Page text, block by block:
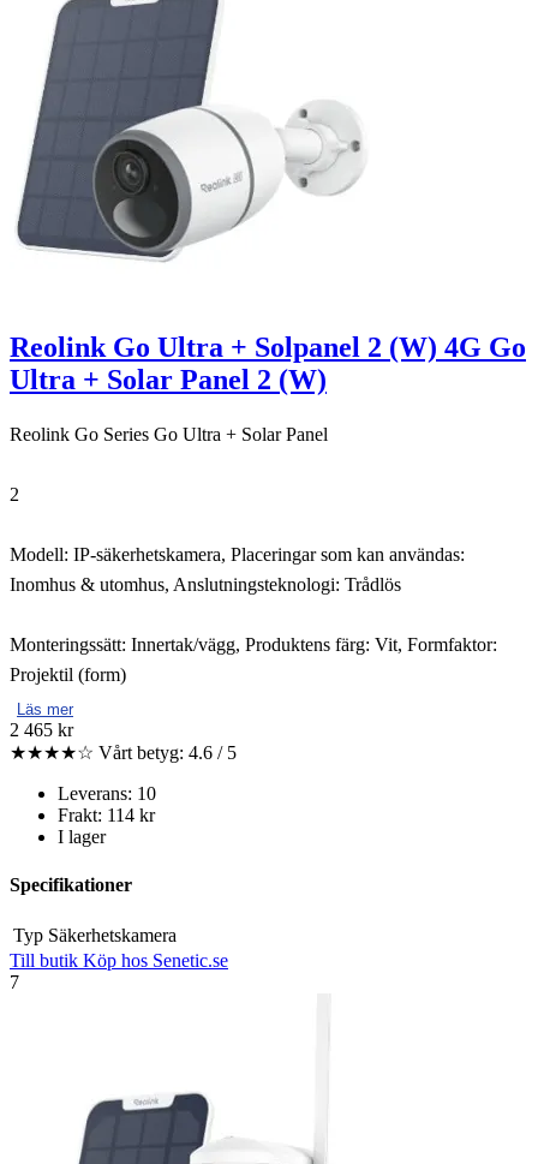
Reolink Go Ultra + Solpanel 2 (W) 4G Go
Ultra + Solar Panel 2 (W)
Reolink Go Series Go Ultra + Solar Panel
2
Modell: IP-säkerhetskamera, Placeringar som kan användas:
Inomhus & utomhus, Anslutningsteknologi: Trådlös
Monteringssätt: Innertak/vägg, Produktens färg: Vit, Formfaktor:
Projektil (form)
Läs mer
2 465 kr
★★★★☆ Vårt betyg: 4.6 / 5
Leverans: 10
Frakt: 114 kr
I lager
Specifikationer
Typ Säkerhetskamera
Till butik Köp hos Senetic.se
7